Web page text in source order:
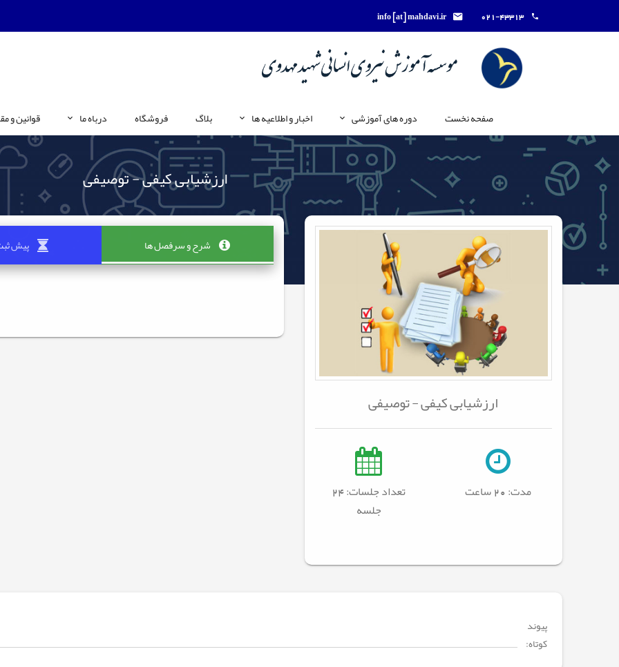
021-43313
info [at] mahdavi.ir
صفحه نخست دوره های آموزشی اخبار و اطلاعیه ها بلاگ فروشگاه درباه ما قوانین و
ارزشیابی کیفی - توصیفی
ارزشیابی کیفی - توصیفی
مدت:20 ساعت
تعداد جلسات: 24
جلسه
شرح و سرفصل ها پیش
پیوند
کوتاه: